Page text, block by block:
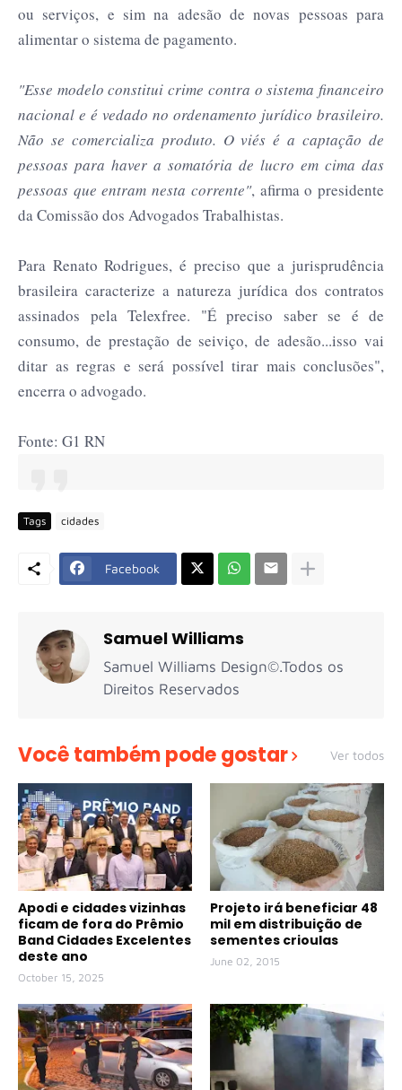
ou serviços, e sim na adesão de novas pessoas para
alimentar o sistema de pagamento.
"Esse modelo constitui crime contra o sistema financeiro
nacional e é vedado no ordenamento jurídico brasileiro.
Não se comercializa produto. O viés é a captação de
pessoas para haver a somatória de lucro em cima das
pessoas que entram nesta corrente", afirma o presidente
da Comissão dos Advogados Trabalhistas.
Para Renato Rodrigues, é preciso que a jurisprudência
brasileira caracterize a natureza jurídica dos contratos
assinados pela Telexfree. "É preciso saber se é de
consumo, de prestação de seiviço, de adesão...isso vai
ditar as regras e será possível tirar mais conclusões",
encerra o advogado.
Fonte: G1 RN
Tags cidades
Facebook
Samuel Williams
Samuel Williams Design©.Todos os
Direitos Reservados
Você também pode gostar Ver todos
Apodi e cidades vizinhas
ficam de fora do Prêmio
Band Cidades Excelentes
deste ano
October 15, 2025
Projeto irá beneficiar 48
mil em distribuição de
sementes crioulas
June 02, 2015